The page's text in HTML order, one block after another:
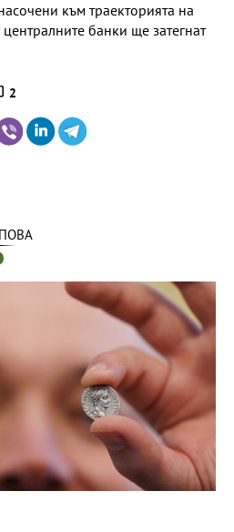
към траекторията на
банки ще затегнат
2